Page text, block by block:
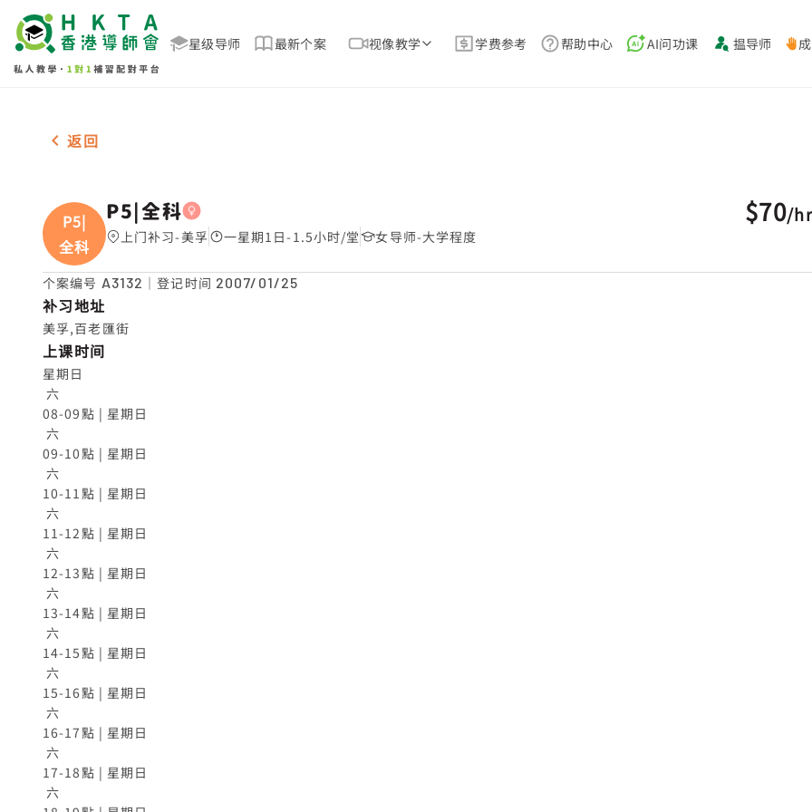
星级导师 最新个案 视像教学 学费参考 帮助中心 AI问功课 揾导师
女-1名 P5|全科，美孚 补习推介
返回
P5|
全科
P5|全科
上门补习-美孚 一星期1日-1.5小时/堂 女导师-大学程度
$70/hr
个案编号 A3132 ｜登记时间 2007/01/25
补习地址
美孚,百老匯街
上课时间
星期日
六
08-09點 | 星期日
六
09-10點 | 星期日
六
10-11點 | 星期日
六
11-12點 | 星期日
六
12-13點 | 星期日
六
13-14點 | 星期日
六
14-15點 | 星期日
六
15-16點 | 星期日
六
16-17點 | 星期日
六
17-18點 | 星期日
六